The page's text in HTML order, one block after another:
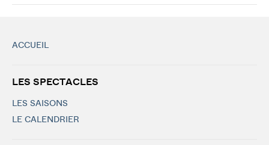
ACCUEIL
LES SPECTACLES
LES SAISONS
LE CALENDRIER